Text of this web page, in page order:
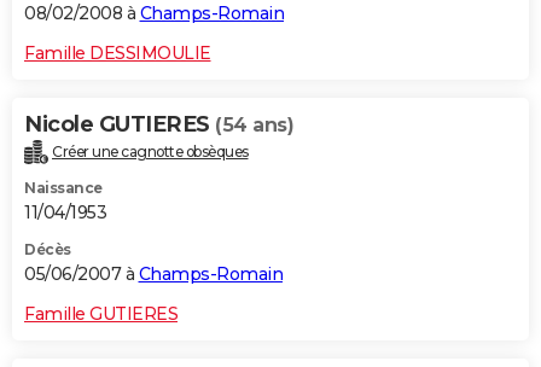
08/02/2008 à Champs-Romain
Famille DESSIMOULIE
Nicole GUTIERES (54 ans)
Créer une cagnotte obsèques
Naissance
11/04/1953
Décès
05/06/2007 à Champs-Romain
Famille GUTIERES